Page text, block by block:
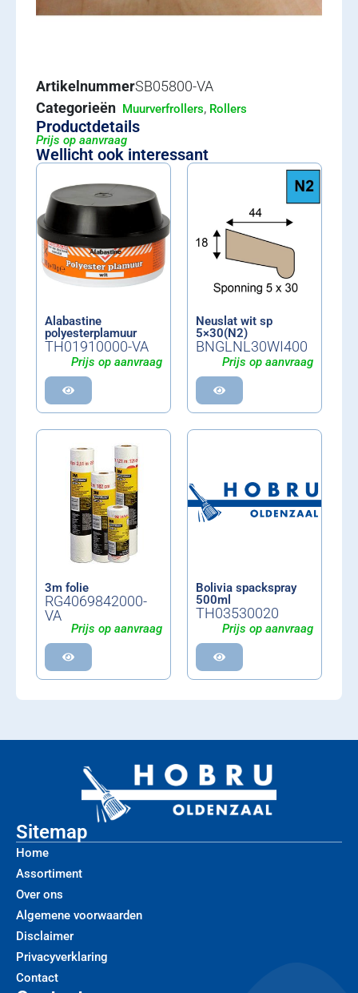
ArtikelnummerSB05800-VA
Categorieën Muurverfrollers, Rollers
Productdetails
Prijs op aanvraag
Wellicht ook interessant
Alabastine
polyesterplamuur
TH01910000-VA
Prijs op aanvraag
Neuslat wit sp
5×30(N2)
BNGLNL30WI400
Prijs op aanvraag
3m folie
RG4069842000-
VA
Prijs op aanvraag
Bolivia spackspray
500ml
TH03530020
Prijs op aanvraag
Sitemap
Home
Assortiment
Over ons
Algemene voorwaarden
Disclaimer
Privacyverklaring
Contact